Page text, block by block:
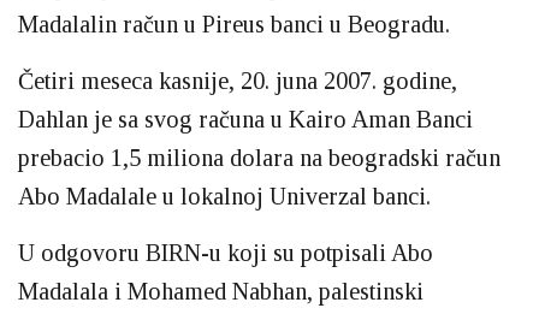
Madalalin račun u Pireus banci u Beogradu.
Četiri meseca kasnije, 20. juna 2007. godine,
Dahlan je sa svog računa u Kairo Aman Banci
prebacio 1,5 miliona dolara na beogradski račun
Abo Madalale u lokalnoj Univerzal banci.
U odgovoru BIRN-u koji su potpisali Abo
Madalala i Mohamed Nabhan, palestinski